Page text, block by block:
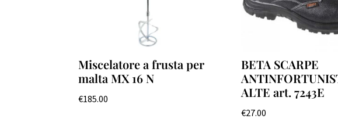
Miscelatore a frusta per
malta MX 16 N
€185.00
BETA SCARPE
ALTE art. 7243E
€27.00